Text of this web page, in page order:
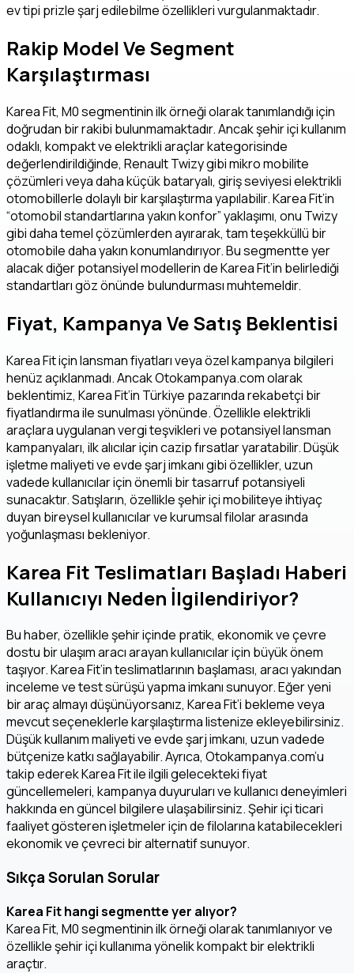
ev tipi prizle şarj edilebilme özellikleri vurgulanmaktadır.
Rakip Model Ve Segment
Karşılaştırması
Karea Fit, M0 segmentinin ilk örneği olarak tanımlandığı için
doğrudan bir rakibi bulunmamaktadır. Ancak şehir içi kullanım
odaklı, kompakt ve elektrikli araçlar kategorisinde
değerlendirildiğinde, Renault Twizy gibi mikro mobilite
çözümleri veya daha küçük bataryalı, giriş seviyesi elektrikli
otomobillerle dolaylı bir karşılaştırma yapılabilir. Karea Fit’in
“otomobil standartlarına yakın konfor” yaklaşımı, onu Twizy
gibi daha temel çözümlerden ayırarak, tam teşekküllü bir
otomobile daha yakın konumlandırıyor. Bu segmentte yer
alacak diğer potansiyel modellerin de Karea Fit’in belirlediği
standartları göz önünde bulundurması muhtemeldir.
Fiyat, Kampanya Ve Satış Beklentisi
Karea Fit için lansman fiyatları veya özel kampanya bilgileri
henüz açıklanmadı. Ancak Otokampanya.com olarak
beklentimiz, Karea Fit’in Türkiye pazarında rekabetçi bir
fiyatlandırma ile sunulması yönünde. Özellikle elektrikli
araçlara uygulanan vergi teşvikleri ve potansiyel lansman
kampanyaları, ilk alıcılar için cazip fırsatlar yaratabilir. Düşük
işletme maliyeti ve evde şarj imkanı gibi özellikler, uzun
vadede kullanıcılar için önemli bir tasarruf potansiyeli
sunacaktır. Satışların, özellikle şehir içi mobiliteye ihtiyaç
duyan bireysel kullanıcılar ve kurumsal filolar arasında
yoğunlaşması bekleniyor.
Karea Fit Teslimatları Başladı Haberi
Kullanıcıyı Neden İlgilendiriyor?
Bu haber, özellikle şehir içinde pratik, ekonomik ve çevre
dostu bir ulaşım aracı arayan kullanıcılar için büyük önem
taşıyor. Karea Fit’in teslimatlarının başlaması, aracı yakından
inceleme ve test sürüşü yapma imkanı sunuyor. Eğer yeni
bir araç almayı düşünüyorsanız, Karea Fit’i bekleme veya
mevcut seçeneklerle karşılaştırma listenize ekleyebilirsiniz.
Düşük kullanım maliyeti ve evde şarj imkanı, uzun vadede
bütçenize katkı sağlayabilir. Ayrıca, Otokampanya.com’u
takip ederek Karea Fit ile ilgili gelecekteki fiyat
güncellemeleri, kampanya duyuruları ve kullanıcı deneyimleri
hakkında en güncel bilgilere ulaşabilirsiniz. Şehir içi ticari
faaliyet gösteren işletmeler için de filolarına katabilecekleri
ekonomik ve çevreci bir alternatif sunuyor.
Sıkça Sorulan Sorular
Karea Fit hangi segmentte yer alıyor?
Karea Fit, M0 segmentinin ilk örneği olarak tanımlanıyor ve
özellikle şehir içi kullanıma yönelik kompakt bir elektrikli
araçtır.